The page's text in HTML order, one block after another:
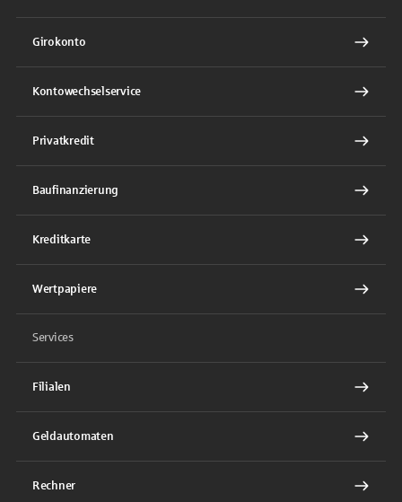
Girokonto
Kontowechselservice
Privatkredit
Baufinanzierung
Kreditkarte
Wertpapiere
Services
Filialen
Geldautomaten
Rechner